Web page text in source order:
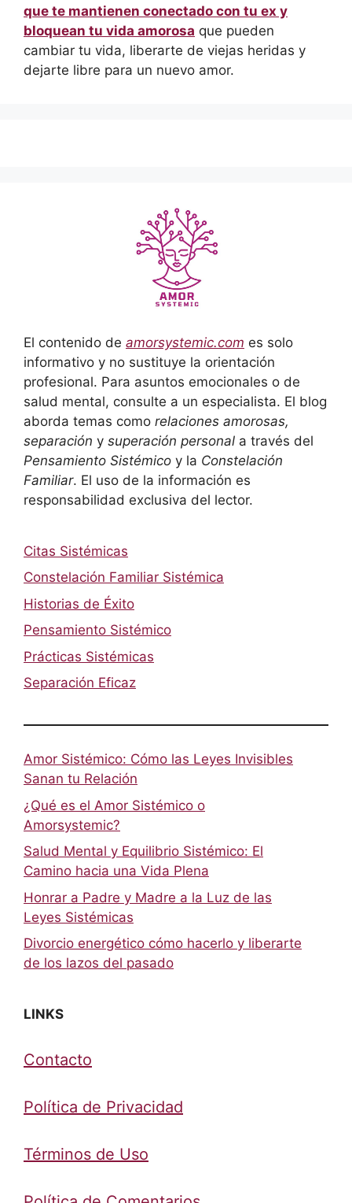
que te mantienen conectado con tu ex y
bloquean tu vida amorosa que pueden
cambiar tu vida, liberarte de viejas heridas y
dejarte libre para un nuevo amor.
El contenido de amorsystemic.com es solo
informativo y no sustituye la orientación
profesional. Para asuntos emocionales o de
salud mental, consulte a un especialista. El blog
aborda temas como relaciones amorosas,
separación y superación personal a través del
Pensamiento Sistémico y la Constelación
Familiar. El uso de la información es
responsabilidad exclusiva del lector.
Citas Sistémicas
Constelación Familiar Sistémica
Historias de Éxito
Pensamiento Sistémico
Prácticas Sistémicas
Separación Eficaz
Amor Sistémico: Cómo las Leyes Invisibles
Sanan tu Relación
¿Qué es el Amor Sistémico o
Amorsystemic?
Salud Mental y Equilibrio Sistémico: El
Camino hacia una Vida Plena
Honrar a Padre y Madre a la Luz de las
Leyes Sistémicas
Divorcio energético cómo hacerlo y liberarte
de los lazos del pasado
LINKS
Contacto
Política de Privacidad
Términos de Uso